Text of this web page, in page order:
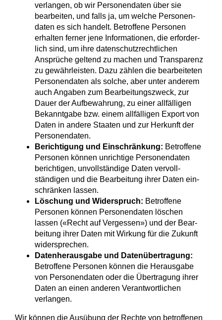
verlangen, ob wir Personen­daten über sie
bearbeiten, und falls ja, um welche Personen­
daten es sich handelt. Betroffene Personen
erhalten ferner jene Infor­mationen, die erforder­
lich sind, um ihre daten­schutz­rechtlichen
Ansprüche geltend zu machen und Trans­parenz
zu gewähr­leisten. Dazu zählen die bearbeiteten
Personen­daten als solche, aber unter anderem
auch Angaben zum Bearbeitungs­zweck, zur
Dauer der Auf­bewahrung, zu einer all­fälligen
Bekannt­gabe bzw. einem all­fälligen Export von
Daten in andere Staaten und zur Herkunft der
Personen­daten.
Berichtigung und Einschränkung: Betroffene
Personen können unrichtige Personen­daten
berichtigen, unvoll­ständige Daten vervoll­
ständigen und die Bear­beitung ihrer Daten ein­
schränken lassen.
Löschung und Widerspruch: Betroffene
Personen können Personen­daten löschen
lassen («Recht auf Ver­gessen») und der Bear­
beitung ihrer Daten mit Wirkung für die Zukunft
wider­sprechen.
Datenherausgabe und Datenübertragung:
Betroffene Personen können die Heraus­gabe
von Personen­daten oder die Übe­rtragung ihrer
Daten an einen anderen Verant­wortlichen
verlangen.
Wir können die Ausübung der Rechte von betroffenen